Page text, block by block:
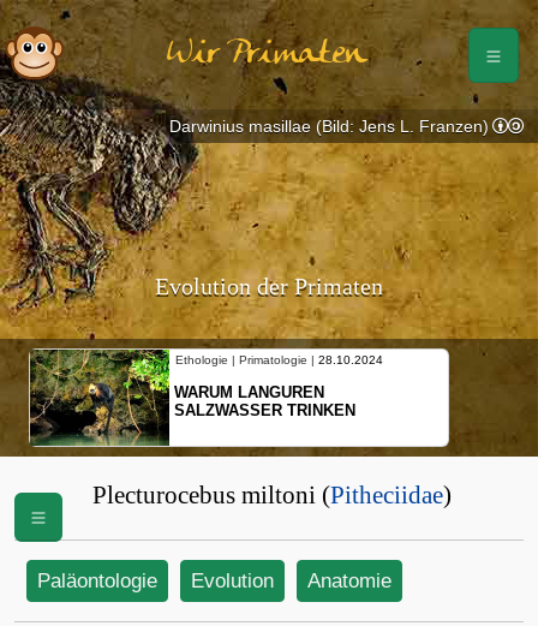
Wir Primaten
Evolution der Primaten
Ethologie | Primatologie | 28.10.2024
WARUM LANGUREN
SALZWASSER TRINKEN
Darwinius masillae (Bild: Jens L. Franzen)
Plecturocebus miltoni (Pitheciidae)
Paläontologie Evolution Anatomie